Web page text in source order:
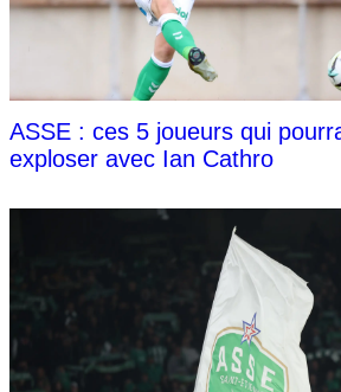
ASSE : ces 5 joueurs qui
exploser avec Ian Cathro